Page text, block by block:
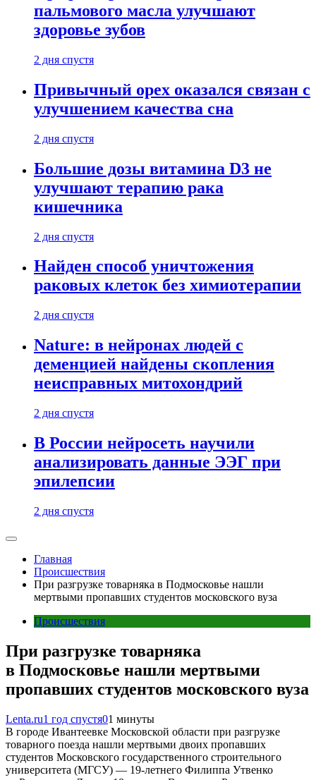
пальмового масла улучшают
здоровье зубов
2 дня спустя
Привычный орех оказался связан с
улучшением качества сна
2 дня спустя
Большие дозы витамина D3 не
улучшают терапию рака
кишечника
2 дня спустя
Найден способ уничтожения
раковых клеток без химиотерапии
2 дня спустя
Nature: в нейронах людей с
деменцией найдены скопления
неисправных митохондрий
2 дня спустя
В России нейросеть научили
анализировать данные ЭЭГ при
эпилепсии
2 дня спустя
Главная
Происшествия
При разгрузке товарняка в Подмосковье нашли
мертвыми пропавших студентов московского вуза
Происшествия
При разгрузке товарняка
в Подмосковье нашли мертвыми
пропавших студентов московского вуза
Lenta.ru1 год спустя01 минуты
В городе Ивантеевке Московской области при разгрузке
товарного поезда нашли мертвыми двоих пропавших
студентов Московского государственного строительного
университета (МГСУ) — 19-летнего Филиппа Утвенко